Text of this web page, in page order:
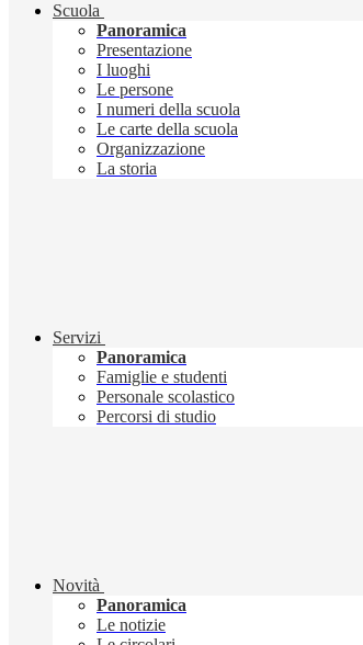
Scuola
Panoramica
Presentazione
I luoghi
Le persone
I numeri della scuola
Le carte della scuola
Organizzazione
La storia
Servizi
Panoramica
Famiglie e studenti
Personale scolastico
Percorsi di studio
Novità
Panoramica
Le notizie